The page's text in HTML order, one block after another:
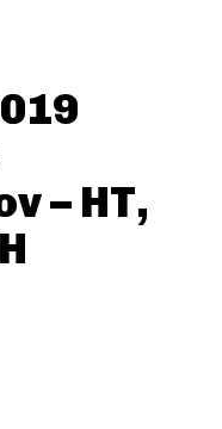
– HT,